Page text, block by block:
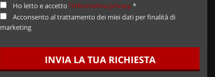
Ho letto e accetto l'informativa privacy*
Acconsento al trattamento dei miei dati per finalità di
marketing
INVIA LA TUA RICHIESTA